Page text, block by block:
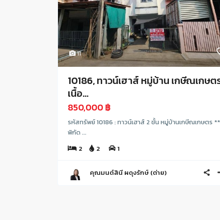
11
10186, ทาวน์เฮาส์ หมู่บ้าน เกษีณเกษต
เนื้อ...
850,000 ฿
รหัสทรัพย์ 10186 : ทาวน์เฮาส์ 2 ชั้น หมู่บ้านเกษีณเกษตร **
พิกัด ...
2
2 1
คุณมนต์สินี ผดุงรักษ์ (ต่าย)